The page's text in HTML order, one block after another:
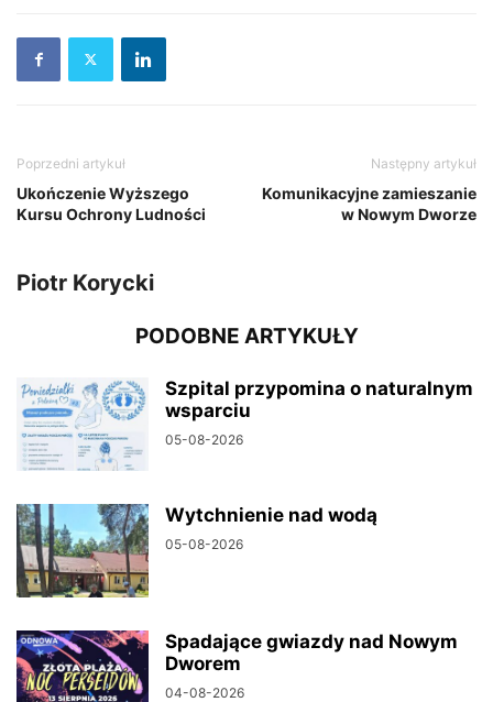
Poprzedni artykuł
Ukończenie Wyższego
Kursu Ochrony Ludności
Następny artykuł
Komunikacyjne zamieszanie
w Nowym Dworze
Piotr Korycki
PODOBNE ARTYKUŁY
Szpital przypomina o naturalnym
wsparciu
05-08-2026
Wytchnienie nad wodą
05-08-2026
Spadające gwiazdy nad Nowym
Dworem
04-08-2026